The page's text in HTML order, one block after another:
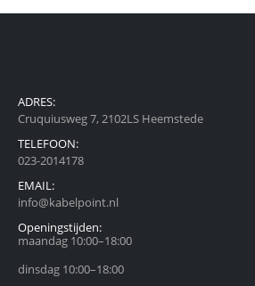
ADRES:
Cruquiusweg 7, 2102LS Heemstede
TELEFOON:
023-2014178
EMAIL:
info@kabelpoint.nl
Openingstijden:
maandag 10:00–18:00
dinsdag 10:00–18:00